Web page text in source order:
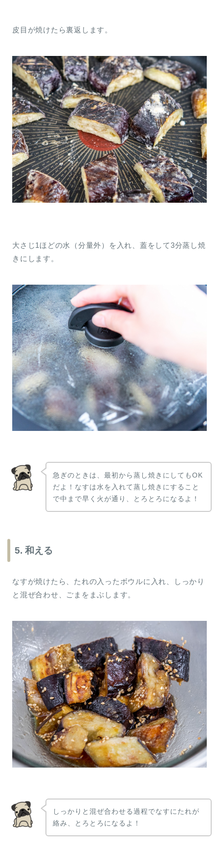
皮目が焼けたら裏返します。
大さじ1ほどの水（分量外）を入れ、蓋をして3分蒸し焼
きにします。
急ぎのときは、最初から蒸し焼きにしてもOK
だよ！なすは水を入れて蒸し焼きにすること
で中まで早く火が通り、とろとろになるよ！
5. 和える
なすが焼けたら、たれの入ったボウルに入れ、しっかり
と混ぜ合わせ、ごまをまぶします。
しっかりと混ぜ合わせる過程でなすにたれが
絡み、とろとろになるよ！